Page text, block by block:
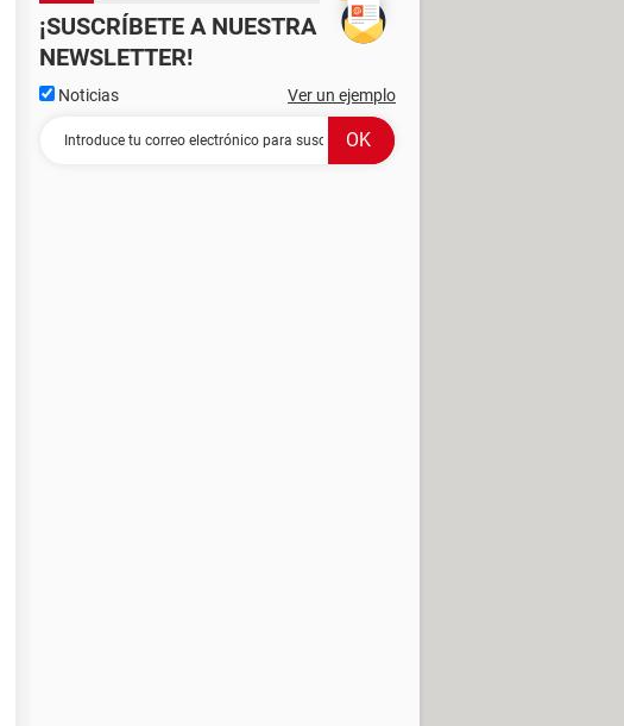
¡SUSCRÍBETE A NUESTRA
NEWSLETTER!
Noticias Ver un ejemplo